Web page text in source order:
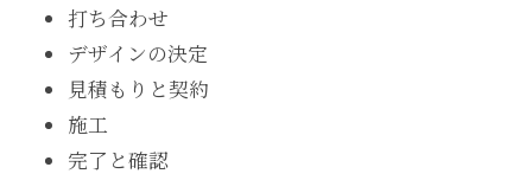
打ち合わせ
デザインの決定
見積もりと契約
施工
完了と確認